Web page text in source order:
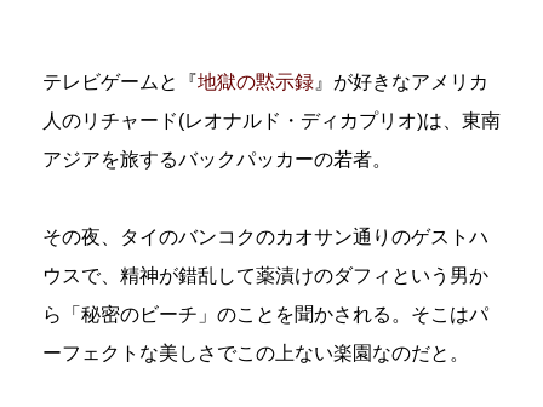
テレビゲームと『 地獄の黙示録』が好きなアメリカ
人のリチャード(レオナルド・ディカプリオ)は、東南
アジアを旅するバックパッカーの若者。
その夜、タイのバンコクのカオサン通りのゲストハ
ウスで、精神が錯乱して薬漬けのダフィという男か
ら「秘密のビーチ」のことを聞かされる。そこはパ
ーフェクトな美しさでこの上ない楽園なのだと。